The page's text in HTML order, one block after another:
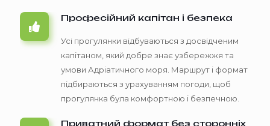
Професійний капітан і безпека
Усі прогулянки відбуваються з досвідченим
капітаном, який добре знає узбережжя та
умови Адріатичного моря. Маршрут і формат
підбираються з урахуванням погоди, щоб
прогулянка була комфортною і безпечною.
Приватний формат без сторонніх